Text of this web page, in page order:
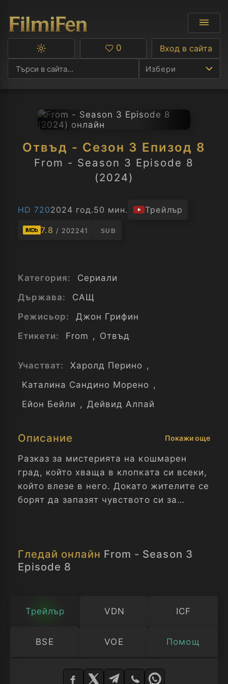
Избери
Ф
А
C
Превключване
тъмна
Любими
0 Вход в сайта
Отвъд - Сезон 3 Епизод 8
From - Season 3 Episode 8
(2024)
HD 7202024 год.50 мин. Трейлър
IMDb 7.8 / 202241 SUB
Категория:
Сериали
Държава:
САЩ
Режисьор:
Джон Грифин
Етикети:
From , Отвъд
Участват: Харолд Перино ,
Каталина Сандино Морено ,
Ейон Бейли , Дейвид Алпай
Описание Покажи още
Разказ за мистерията на кошмарен
град, който хваща в клопката си всеки,
който влезе в него. Докато жителите се
борят да запазят чувството си за
Отвъд - Сезон 3 Епизод 8
Гледай онлайн From - Season 3
Episode 8
Трейлър VDN ICF
BSE VOE Помощ
Изберете